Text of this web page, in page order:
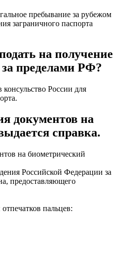
пребывание за рубежом
заграничного паспорта
на получение
за пределами РФ?
России для
документов на
справка.
на биометрический
Российской Федерации за
предоставляющего
пальцев: